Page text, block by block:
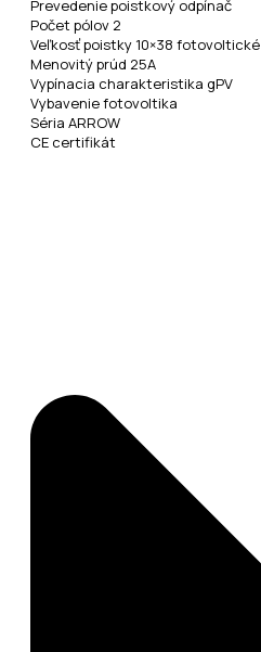
Prevedenie poistkový odpínač
Počet pólov 2
Veľkosť poistky 10×38 fotovoltické
Menovitý prúd 25A
Vypínacia charakteristika gPV
Vybavenie fotovoltika
Séria ARROW
CE certifikát